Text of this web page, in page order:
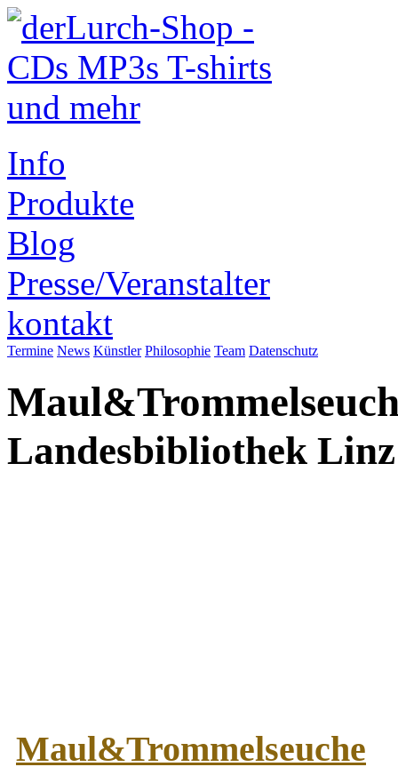
Info
Produkte
Blog
Presse/Veranstalter
kontakt
Termine News Künstler Philosophie Team Datenschutz
Landesbibliothek Linz
Maul&Trommelseuche